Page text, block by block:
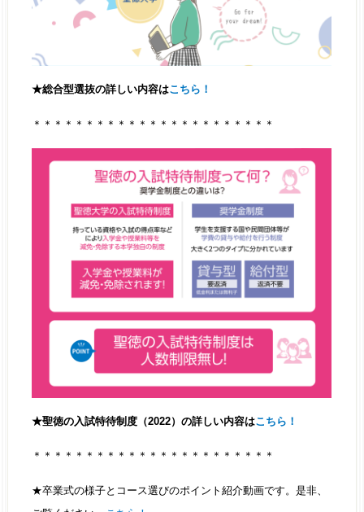
★総合型選抜の詳しい内容はこちら！
＊＊＊＊＊＊＊＊＊＊＊＊＊＊＊＊＊＊＊＊＊＊＊
★聖徳の入試特待制度（2022）の詳しい内容はこちら！
＊＊＊＊＊＊＊＊＊＊＊＊＊＊＊＊＊＊＊＊＊＊＊
★卒業式の様子とコース選びのポイント紹介動画です。是非、